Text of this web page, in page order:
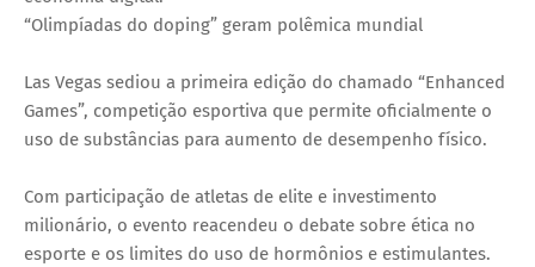
“Olimpíadas do doping” geram polêmica mundial
Las Vegas sediou a primeira edição do chamado “Enhanced
Games”, competição esportiva que permite oficialmente o
uso de substâncias para aumento de desempenho físico.
Com participação de atletas de elite e investimento
milionário, o evento reacendeu o debate sobre ética no
esporte e os limites do uso de hormônios e estimulantes.